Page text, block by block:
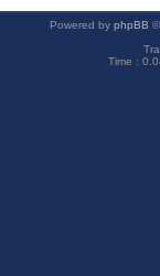
Powered by phpBB
Time :